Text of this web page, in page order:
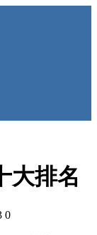
大排名
0